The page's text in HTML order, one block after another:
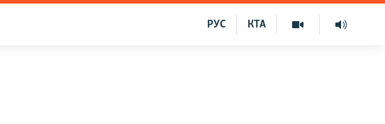
КТА
РУС